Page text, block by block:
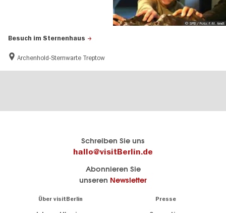
Besuch im Sternenhaus
Archenhold-Sternwarte Treptow
© SPB / Foto: F.-M. Arndt
Schreiben Sie uns
hallo@visitBerlin.de
Abonnieren Sie
unseren Newsletter
Über visitBerlin Presse
sind